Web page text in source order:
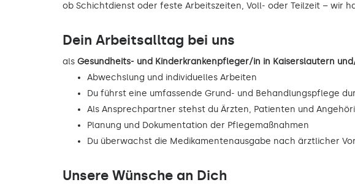
ob Schichtdienst oder feste Arbeitszeiten, Voll- oder Teilzeit – wir
Dein Arbeitsalltag bei uns
als Gesundheits- und Kinderkrankenpfleger/in in Kaiserslautern
Abwechslung und individuelles Arbeiten
Du führst eine umfassende Grund- und Behandlungspflege
Als Ansprechpartner stehst du Ärzten, Patienten und
Planung und Dokumentation der Pflegemaßnahmen
Du überwachst die Medikamentenausgabe nach ärztlicher
Unsere Wünsche an Dich